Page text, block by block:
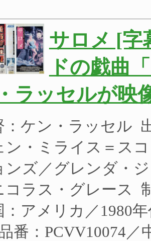
サロメ [字
ドの戯曲
ラッセルが映
：ケン・ラッセル
ン・ミライス＝ス
ンズ／グレンダ・
コラス・グレース
：アメリカ／1980
番：PCVV10074